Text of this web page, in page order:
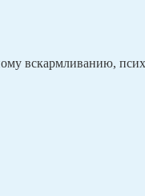
вскармливанию,